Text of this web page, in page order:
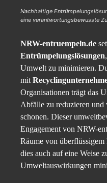
Nachhaltige
eine verantwortungsbewusste
NRW-entruempeln.de
Entrümpelungslösungen
Umwelt zu minimieren.
mit
Organisationen trägt das
Abfälle zu reduzieren und
schonen. Dieser
Engagement von NRW-
Räume von
dies auch auf eine Weise
Umweltauswirkungen